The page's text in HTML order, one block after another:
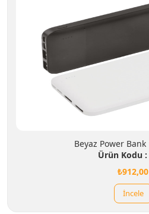
Beyaz Power
Ürün Kodu :
₺912,00
İncele